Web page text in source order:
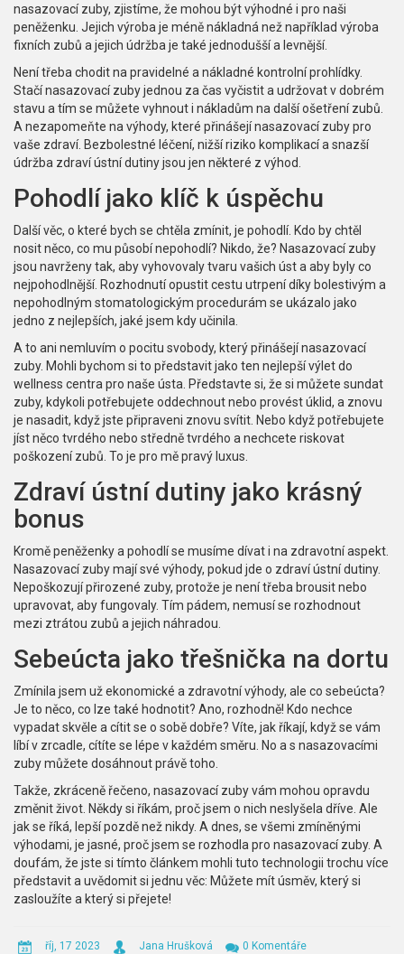
nasazovací zuby, zjistíme, že mohou být výhodné i pro naši
peněženku. Jejich výroba je méně nákladná než například výroba
fixních zubů a jejich údržba je také jednodušší a levnější.
Není třeba chodit na pravidelné a nákladné kontrolní prohlídky.
Stačí nasazovací zuby jednou za čas vyčistit a udržovat v dobrém
stavu a tím se můžete vyhnout i nákladům na další ošetření zubů.
A nezapomeňte na výhody, které přinášejí nasazovací zuby pro
vaše zdraví. Bezbolestné léčení, nižší riziko komplikací a snazší
údržba zdraví ústní dutiny jsou jen některé z výhod.
Pohodlí jako klíč k úspěchu
Další věc, o které bych se chtěla zmínit, je pohodlí. Kdo by chtěl
nosit něco, co mu působí nepohodlí? Nikdo, že? Nasazovací zuby
jsou navrženy tak, aby vyhovovaly tvaru vašich úst a aby byly co
nejpohodlnější. Rozhodnutí opustit cestu utrpení díky bolestivým a
nepohodlným stomatologickým procedurám se ukázalo jako
jedno z nejlepších, jaké jsem kdy učinila.
A to ani nemluvím o pocitu svobody, který přinášejí nasazovací
zuby. Mohli bychom si to představit jako ten nejlepší výlet do
wellness centra pro naše ústa. Představte si, že si můžete sundat
zuby, kdykoli potřebujete oddechnout nebo provést úklid, a znovu
je nasadit, když jste připraveni znovu svítit. Nebo když potřebujete
jíst něco tvrdého nebo středně tvrdého a nechcete riskovat
poškození zubů. To je pro mě pravý luxus.
Zdraví ústní dutiny jako krásný
bonus
Kromě peněženky a pohodlí se musíme dívat i na zdravotní aspekt.
Nasazovací zuby mají své výhody, pokud jde o zdraví ústní dutiny.
Nepoškozují přirozené zuby, protože je není třeba brousit nebo
upravovat, aby fungovaly. Tím pádem, nemusí se rozhodnout
mezi ztrátou zubů a jejich náhradou.
Sebeúcta jako třešnička na dortu
Zmínila jsem už ekonomické a zdravotní výhody, ale co sebeúcta?
Je to něco, co lze také hodnotit? Ano, rozhodně! Kdo nechce
vypadat skvěle a cítit se o sobě dobře? Víte, jak říkají, když se vám
líbí v zrcadle, cítíte se lépe v každém směru. No a s nasazovacími
zuby můžete dosáhnout právě toho.
Takže, zkráceně řečeno, nasazovací zuby vám mohou opravdu
změnit život. Někdy si říkám, proč jsem o nich neslyšela dříve. Ale
jak se říká, lepší pozdě než nikdy. A dnes, se všemi zmíněnými
výhodami, je jasné, proč jsem se rozhodla pro nasazovací zuby. A
doufám, že jste si tímto článkem mohli tuto technologii trochu více
představit a uvědomit si jednu věc: Můžete mít úsměv, který si
zasloužíte a který si přejete!
říj, 17 2023 Jana Hrušková
0 Komentáře